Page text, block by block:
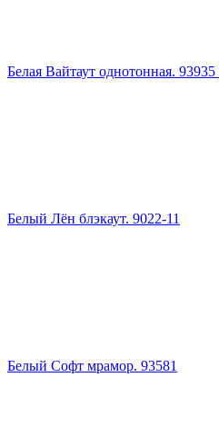
Белая Вайтаут однотонная.
Белый Лён блэкаут. 9022-11
Белый Софт мрамор. 93581